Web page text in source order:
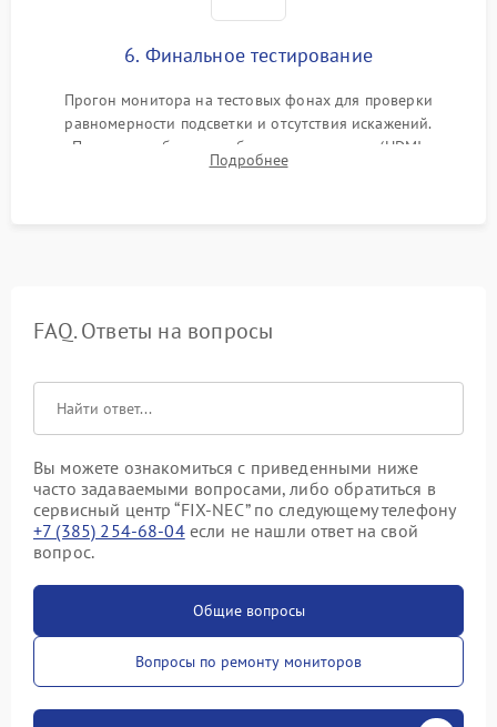
6. Финальное тестирование
Прогон монитора на тестовых фонах для проверки
равномерности подсветки и отсутствия искажений.
Проверка работоспособности всех портов (HDMI,
DisplayPort, VGA) и кнопок управления под нагрузкой в
Подробнее
FAQ. Ответы на вопросы
Вы можете ознакомиться с приведенными ниже
часто задаваемыми вопросами, либо обратиться в
сервисный центр “FIX-NEC” по следующему телефону
+7 (385) 254-68-04если не нашли ответ на свой
вопрос.
Общие вопросы
Вопросы по ремонту мониторов